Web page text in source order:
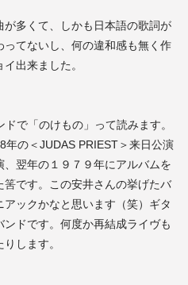
多くて、しかも日本語の歌詞が
てないし、何の違和感も無く作
出来ました。
ドで「のけもの」って読みます。
年の＜JUDAS PRIEST＞来日公演
翌年の１９７９年にアルバムを
筈です。この安井さんの挙げたバ
ックかなと思います（笑）ギタ
ドです。何度か再結成ライヴも
りします。